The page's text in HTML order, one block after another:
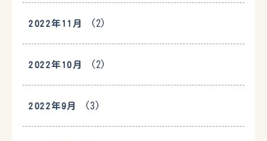
2022年11月 (2)
2022年10月 (2)
2022年9月 (3)